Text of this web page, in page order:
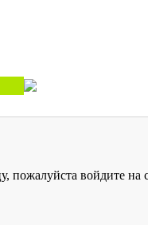
пожалуйста войдите на